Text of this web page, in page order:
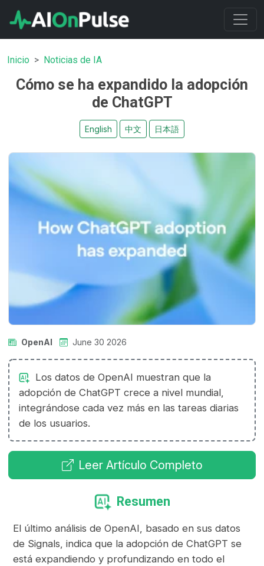
Inicio Noticias de IA
Cómo se ha expandido la adopción
de ChatGPT
English 中文 日本語
OpenAI June 30 2026
Los datos de OpenAI muestran que la
adopción de ChatGPT crece a nivel mundial,
integrándose cada vez más en las tareas diarias
de los usuarios.
Leer Artículo Completo
Resumen
El último análisis de OpenAI, basado en sus datos
de Signals, indica que la adopción de ChatGPT se
está expandiendo y profundizando en todo el